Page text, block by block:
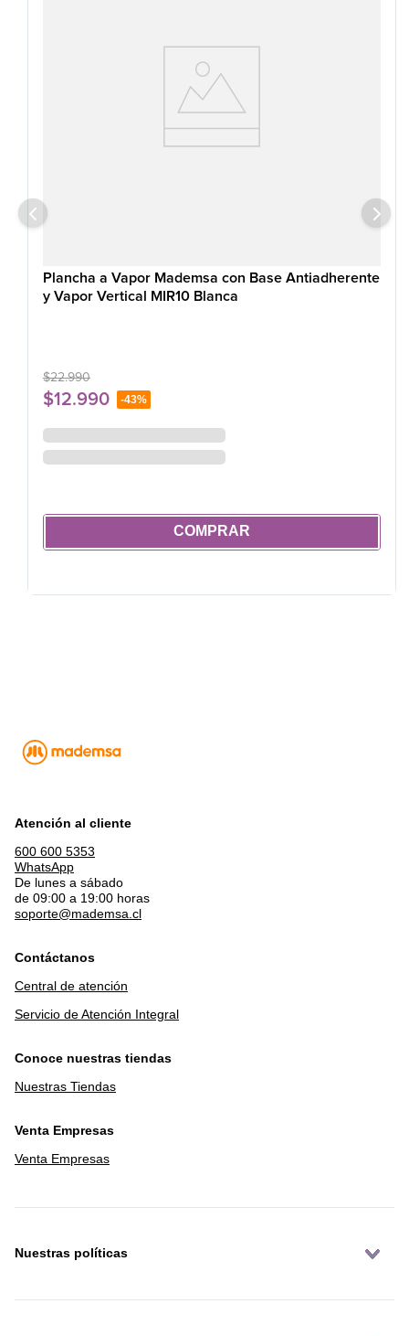
Plancha a Vapor Mademsa con Base Antiadherente
y Vapor Vertical MIR10 Blanca
$22.990
$12.990 -43%
COMPRAR
Atención al cliente
600 600 5353
WhatsApp
De lunes a sábado
de 09:00 a 19:00 horas
soporte@mademsa.cl
Contáctanos
Central de atención
Servicio de Atención Integral
Conoce nuestras tiendas
Nuestras Tiendas
Venta Empresas
Venta Empresas
Nuestras políticas